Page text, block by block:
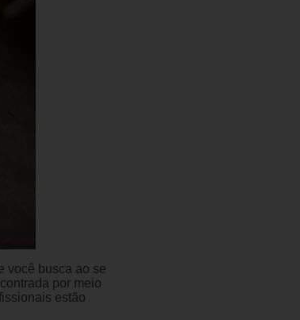
você busca ao se
por meio
estão